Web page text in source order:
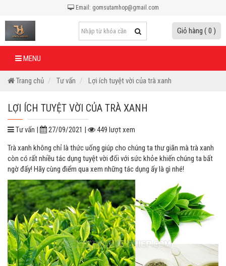
Email: gomsutamhop@gmail.com
Giỏ hàng ( 0 )
MENU
Trang chủ Tư vấn Lợi ích tuyệt vời của trà xanh
LỢI ÍCH TUYỆT VỜI CỦA TRÀ XANH
Tư vấn | 27/09/2021 |
449 lượt xem
Trà xanh không chỉ là thức uống giúp cho chúng ta thư giãn mà trà xanh
còn có rất nhiều tác dụng tuyệt vời đối với sức khỏe khiến chúng ta bất
ngờ đấy! Hãy cùng điểm qua xem những tác dụng ấy là gì nhé!